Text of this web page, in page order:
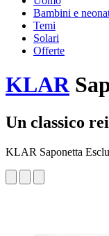
Bambini e
Temi
Solari
Offerte
KLAR
Un classico
KLAR Saponetta